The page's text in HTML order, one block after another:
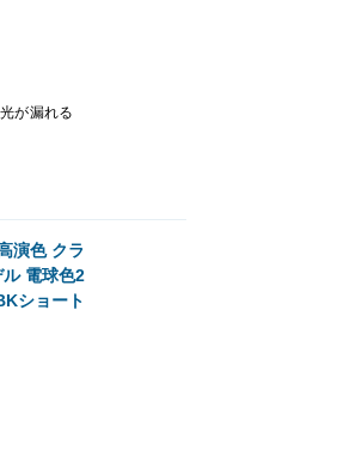
が漏れる
演色 クラ
電球色2
ショート